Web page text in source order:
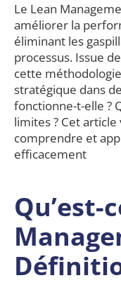
Le Lean
améliorer la
éliminant les
processus. Issue
cette
stratégique dans
fonctionne-t-elle ?
limites ? Cet
comprendre et
efficacement
Qu’est-